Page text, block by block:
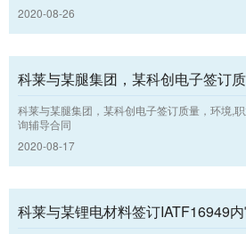
2020-08-26
科莱与某腿集团，某科创电子签订质量，环境,
询辅导合同
2020-08-17